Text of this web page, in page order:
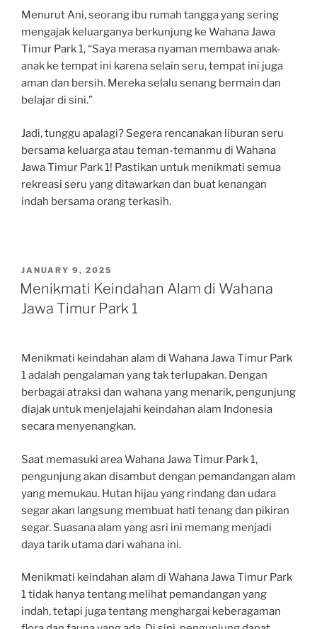
Menurut Ani, seorang ibu rumah tangga yang sering
mengajak keluarganya berkunjung ke Wahana Jawa
Timur Park 1, “Saya merasa nyaman membawa anak-
anak ke tempat ini karena selain seru, tempat ini juga
aman dan bersih. Mereka selalu senang bermain dan
belajar di sini.”
Jadi, tunggu apalagi? Segera rencanakan liburan seru
bersama keluarga atau teman-temanmu di Wahana
Jawa Timur Park 1! Pastikan untuk menikmati semua
rekreasi seru yang ditawarkan dan buat kenangan
indah bersama orang terkasih.
POSTED
ON
JANUARY 9, 2025
Menikmati Keindahan Alam di Wahana
Jawa Timur Park 1
Menikmati keindahan alam di Wahana Jawa Timur Park
1 adalah pengalaman yang tak terlupakan. Dengan
berbagai atraksi dan wahana yang menarik, pengunjung
diajak untuk menjelajahi keindahan alam Indonesia
secara menyenangkan.
Saat memasuki area Wahana Jawa Timur Park 1,
pengunjung akan disambut dengan pemandangan alam
yang memukau. Hutan hijau yang rindang dan udara
segar akan langsung membuat hati tenang dan pikiran
segar. Suasana alam yang asri ini memang menjadi
daya tarik utama dari wahana ini.
Menikmati keindahan alam di Wahana Jawa Timur Park
1 tidak hanya tentang melihat pemandangan yang
indah, tetapi juga tentang menghargai keberagaman